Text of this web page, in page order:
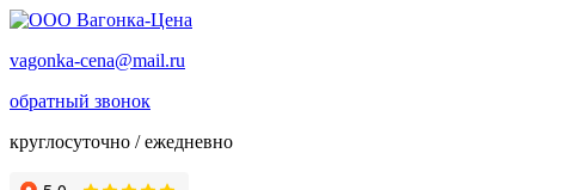
vagonka-cena@mail.ru
обратный звонок
круглосуточно / ежедневно